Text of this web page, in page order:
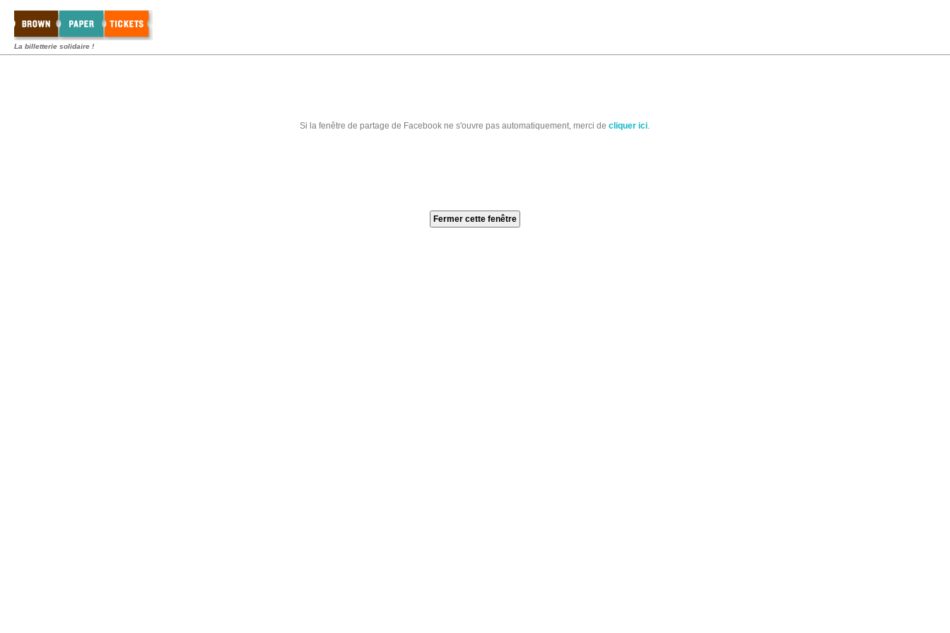
La billetterie solidaire !
Si la fenêtre de partage de Facebook ne s'ouvre pas automatiquement, merci de cliquer ici.